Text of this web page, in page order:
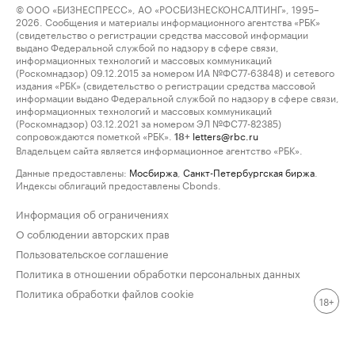
© ООО «БИЗНЕСПРЕСС», АО «РОСБИЗНЕСКОНСАЛТИНГ», 1995–
2026. Сообщения и материалы информационного агентства «РБК»
(свидетельство о регистрации средства массовой информации
выдано Федеральной службой по надзору в сфере связи,
информационных технологий и массовых коммуникаций
(Роскомнадзор) 09.12.2015 за номером ИА №ФС77-63848) и сетевого
издания «РБК» (свидетельство о регистрации средства массовой
информации выдано Федеральной службой по надзору в сфере связи,
информационных технологий и массовых коммуникаций
(Роскомнадзор) 03.12.2021 за номером ЭЛ №ФС77-82385)
сопровождаются пометкой «РБК».
18+ letters@rbc.ru
Владельцем сайта является информационное агентство «РБК».
Данные предоставлены: Мосбиржа Санкт-Петербургская биржа
Индексы облигаций предоставлены Cbonds.
Информация об ограничениях
О соблюдении авторских прав
Пользовательское соглашение
Политика в отношении обработки персональных данных
Политика обработки файлов cookie
18+